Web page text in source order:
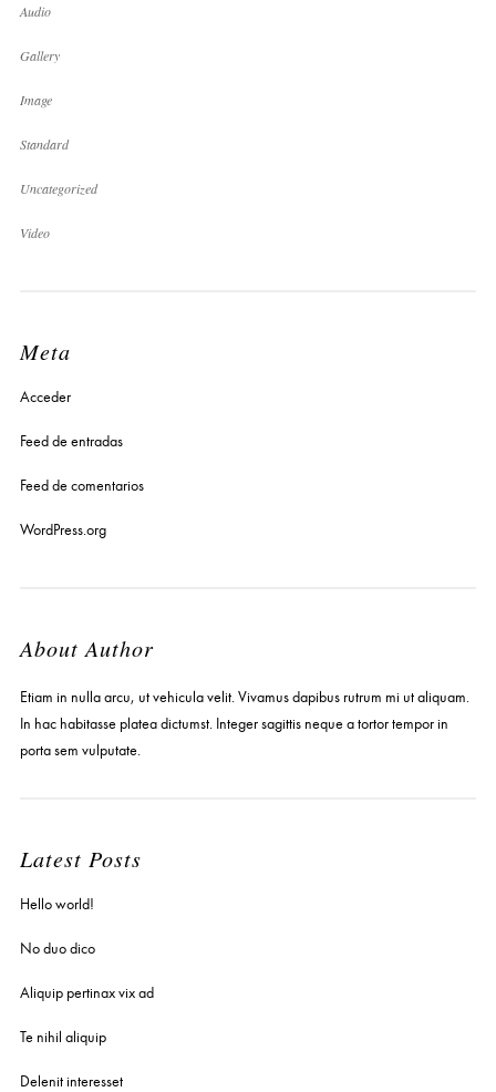
Audio
Gallery
Image
Standard
Uncategorized
Video
Meta
Acceder
Feed de entradas
Feed de comentarios
WordPress.org
About Author
Etiam in nulla arcu, ut vehicula velit. Vivamus dapibus rutrum mi ut aliquam.
In hac habitasse platea dictumst. Integer sagittis neque a tortor tempor in
porta sem vulputate.
Latest Posts
Hello world!
No duo dico
Aliquip pertinax vix ad
Te nihil aliquip
Delenit interesset